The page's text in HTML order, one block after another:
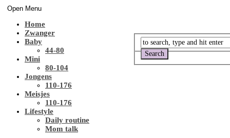
Open Menu
Home
Zwanger
Baby
44-80
Mini
80-104
Jongens
110-176
Meisjes
110-176
Lifestyle
Daily routine
Mom talk